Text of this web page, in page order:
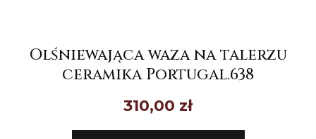
Olśniewająca waza na talerzu
ceramika Portugal.638
310,00 zł